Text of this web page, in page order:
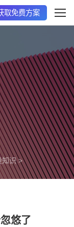
取免费方案
知识>
悠了